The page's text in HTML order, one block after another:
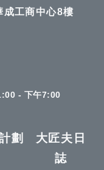
成工商中心8樓
- 下午7:00
劃
大匠夫日
誌